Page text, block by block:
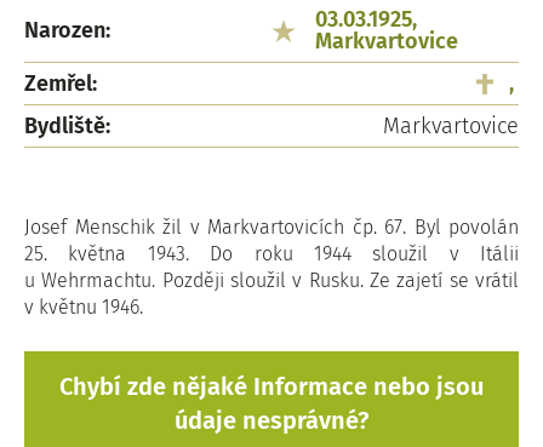
Narozen:
03.03.1925,
Markvartovice
Zemřel:
,
Bydliště:
Markvartovice
Josef Menschik žil v Markvartovicích čp. 67. Byl povolán
25. května 1943. Do roku 1944 sloužil v Itálii
u Wehrmachtu. Později sloužil v Rusku. Ze zajetí se vrátil
v květnu 1946.
Chybí zde nějaké Informace nebo jsou
údaje nesprávné?